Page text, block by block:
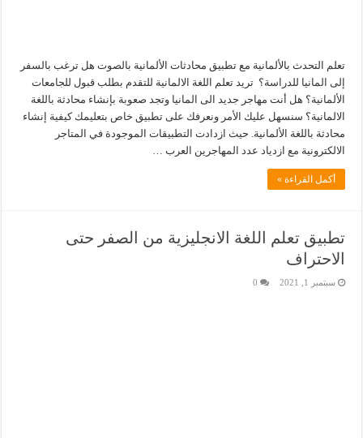
تعلم التحدث بالألمانية مع تطبيق محادثات الألمانية بالصوت هل ترغب بالسفر
إلى المانيا للدراسة؟ تريد تعلم اللغة الالمانية للتقدم بطلب قبول للجامعات
الألمانية؟ هل أنت مهاجر جديد الى المانيا وتجد صعوبة بإنشاء محادثة باللغة
الالمانية؟ سنسهل عليك الأمر ونعرفك على تطبيق خاص بتعليمك كيفية إنشاء
محادثة باللغة الألمانية. حيث ازدادت التطبيقات الموجودة في المتاجر
الالكترونية مع ازدياد عدد المهاجرين العرب …
أكمل القراءة »
تطبيق تعلم اللغة الانجليزية من الصفر حتى
الاحتراف
سبتمبر 1, 2021 0